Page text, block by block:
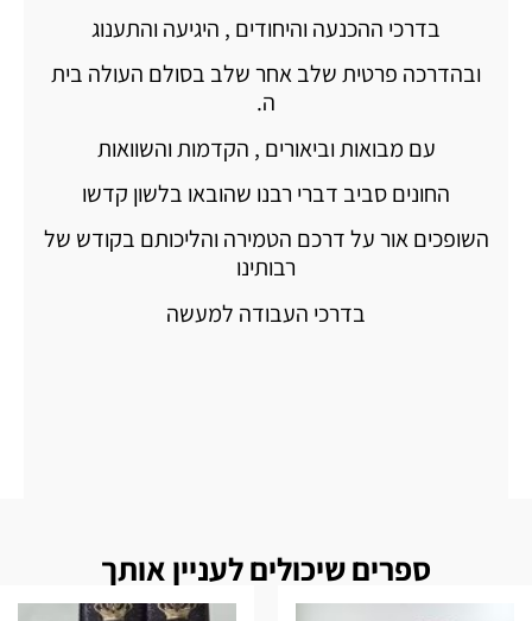
בדרכי ההכנעה והיחודים , היגיעה והתענוג
ובהדרכה פרטית שלב אחר שלב בסולם העולה בית
ה.
עם מבואות וביאורים , הקדמות והשוואות
החונים סביב דברי רבנו שהובאו בלשון קדשו
השופכים אור על דרכם הטמירה והליכותם בקודש של
רבותינו
בדרכי העבודה למעשה
ספרים שיכולים לעניין אותך